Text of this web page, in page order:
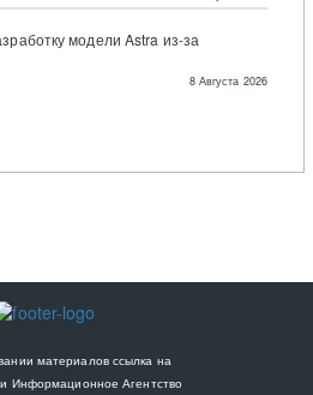
модели Astra из-за
8 Августа 2026
материалов ссылка на
Информационное Агентство